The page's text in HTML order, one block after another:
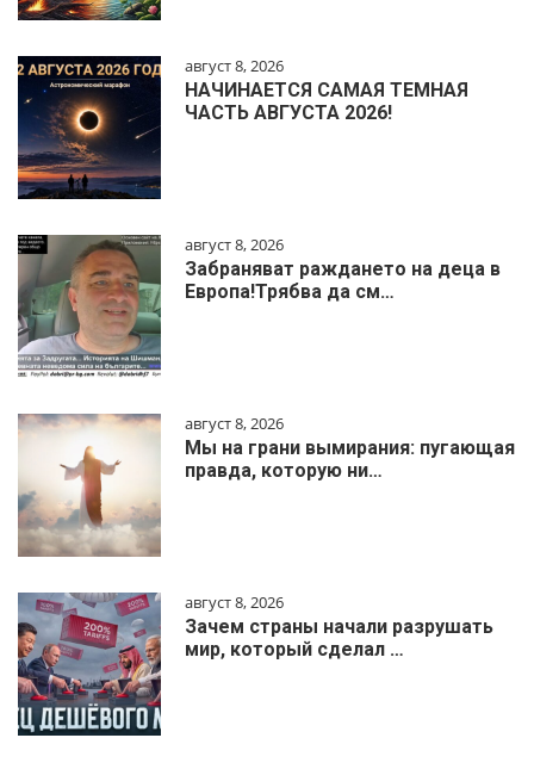
август 8, 2026
НАЧИНАЕТСЯ САМАЯ ТЕМНАЯ
ЧАСТЬ АВГУСТА 2026!
август 8, 2026
Забраняват раждането на деца в
Европа!Трябва да см…
август 8, 2026
Мы на грани вымирания: пугающая
правда, которую ни…
август 8, 2026
Зачем страны начали разрушать
мир, который сделал …